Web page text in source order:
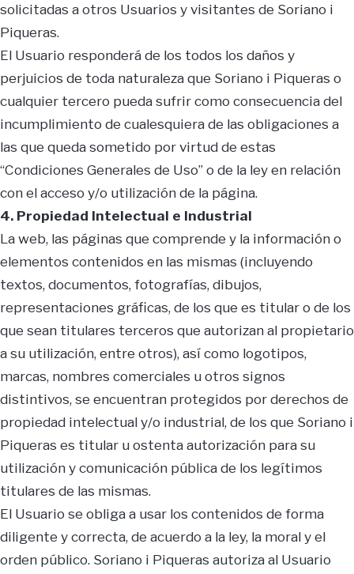
solicitadas a otros Usuarios y visitantes de Soriano i
Piqueras.
El Usuario responderá de los todos los daños y
perjuicios de toda naturaleza que Soriano i Piqueras o
cualquier tercero pueda sufrir como consecuencia del
incumplimiento de cualesquiera de las obligaciones a
las que queda sometido por virtud de estas
“Condiciones Generales de Uso” o de la ley en relación
con el acceso y/o utilización de la página.
4. Propiedad Intelectual e Industrial
La web, las páginas que comprende y la información o
elementos contenidos en las mismas (incluyendo
textos, documentos, fotografías, dibujos,
representaciones gráficas, de los que es titular o de los
que sean titulares terceros que autorizan al propietario
a su utilización, entre otros), así como logotipos,
marcas, nombres comerciales u otros signos
distintivos, se encuentran protegidos por derechos de
propiedad intelectual y/o industrial, de los que Soriano i
Piqueras es titular u ostenta autorización para su
utilización y comunicación pública de los legítimos
titulares de las mismas.
El Usuario se obliga a usar los contenidos de forma
diligente y correcta, de acuerdo a la ley, la moral y el
orden público. Soriano i Piqueras autoriza al Usuario